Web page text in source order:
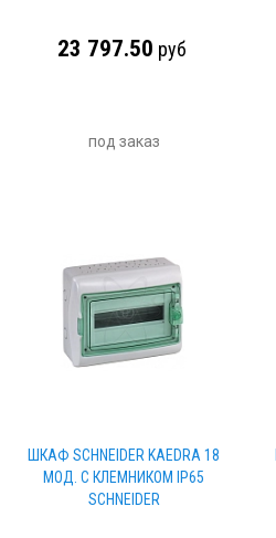
23 797.50 руб
под заказ
ШКАФ SCHNEIDER KAEDRA 18
МОД. С КЛЕМНИКОМ IP65
SCHNEIDER